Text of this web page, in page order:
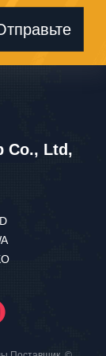
Co., Ltd,